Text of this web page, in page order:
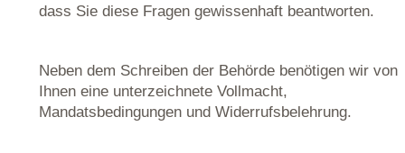
dass Sie diese Fragen gewissenhaft beantworten.
Neben dem Schreiben der Behörde benötigen wir von
Ihnen eine unterzeichnete Vollmacht,
Mandatsbedingungen und Widerrufsbelehrung.